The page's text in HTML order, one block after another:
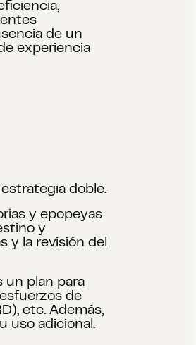
de un
experiencia
doble.
y epopeyas
y
y la revisión del
un plan para
de
etc. Además,
uso adicional.